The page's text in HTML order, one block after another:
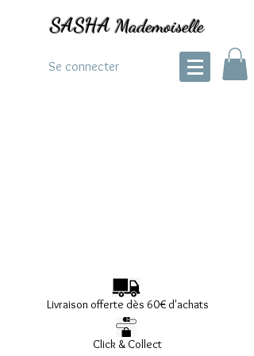
SASHA Mademoiselle
Se connecter
Livraison offerte dès 60€ d'achats
Click & Collect